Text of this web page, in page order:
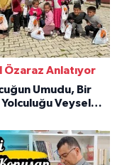
Özaraz Anlatıyor
Umudu, Bir
Veysel